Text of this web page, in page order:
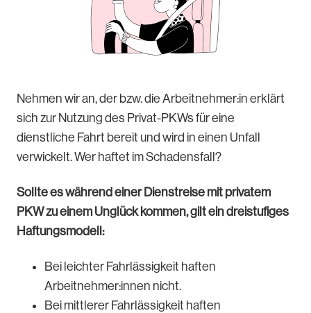
Nehmen wir an, der bzw. die Arbeitnehmer:in erklärt
sich zur Nutzung des Privat-PKWs für eine
dienstliche Fahrt bereit und wird in einen Unfall
verwickelt. Wer haftet im Schadensfall?
Sollte es während einer Dienstreise mit privatem
PKW zu einem Unglück kommen, gilt ein dreistufiges
Haftungsmodell:
Bei leichter Fahrlässigkeit haften
Arbeitnehmer:innen nicht.
Bei mittlerer Fahrlässigkeit haften